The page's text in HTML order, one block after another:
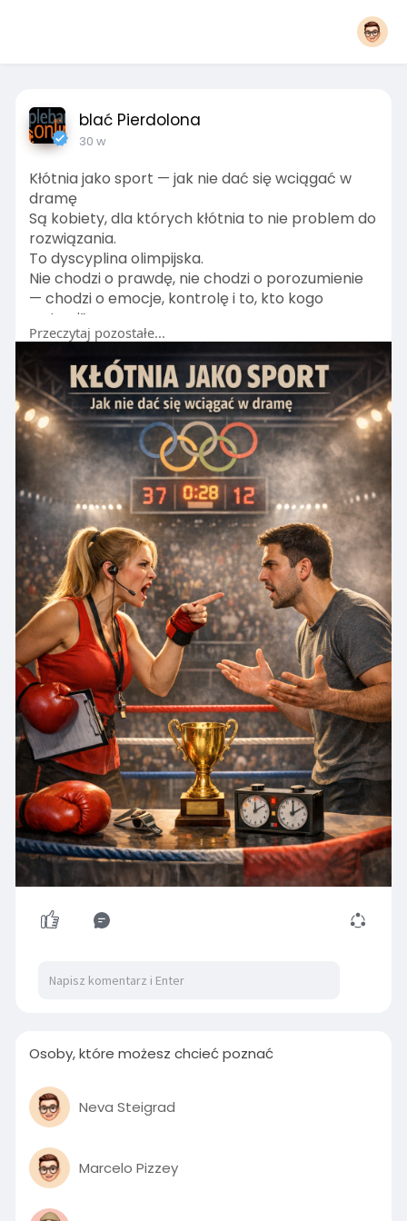
blać Pierdolona
30 w
Kłótnia jako sport — jak nie dać się wciągać w
dramę
Są kobiety, dla których kłótnia to nie problem do
rozwiązania.
To dyscyplina olimpijska.
Nie chodzi o prawdę, nie chodzi o porozumienie
— chodzi o emocje, kontrolę i to, kto kogo
„ustawi”.
I jeśli wchodzisz w to jak w normalną rozmowę,
to przegrywasz już na starcie. Bo tu nie ma zasad
fair play.
Jak wygląda „kłótnia jako sport”?
-prowokacja znikąd („No jasne… ty zawsze…”)
-zmiana tematu co 30 sekund
-odwracanie kota ogonem („to przez ciebie się
tak czuję”)
-rozmowa o twoim tonie, nie o problemie
-przeciąganie, aż pękniesz i powiesz coś
głupiego
i wtedy: „Widzisz jaki jesteś?”
Jak się nie dać wciągnąć?
1) Nie karm emocji.
Im więcej tłumaczeń i nerwów — tym większa
nagroda dla osoby, która żyje z dramy.
2) Zatrzymaj grę jednym zdaniem.
„Rozmawiam, jak rozmawiamy normalnie.”
„Nie będę się kłócił. Jeśli chcesz coś ustalić —
słucham.”
Bez wykładów. Bez kazania. Kropka.
3) Oddziel fakt od teatru.
„Jaki jest konkretny problem do rozwiązania?”
Jeśli odpowiedzią jest emocjonalny freestyle, to
wiesz, że to nie rozmowa — to show.
4) Kończ rozmowę, gdy robi się ring.
Nie „uciekasz”. Ty odmawiasz udziału w cyrku:
„Wracamy do tematu, jak opadną emocje.”
kto pierwszy traci spokój — oddaje ster.
Przeczytaj pozostałe...
Osoby, które możesz chcieć poznać
Neva Steigrad
Marcelo Pizzey